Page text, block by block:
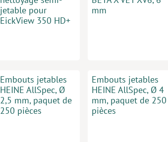
jetable pour
EickView 350 HD+
mm
Embouts jetables
HEINE AllSpec, Ø
2,5 mm, paquet de
250 pièces
Embouts jetables
HEINE AllSpec, Ø 4
mm, paquet de 250
pièces